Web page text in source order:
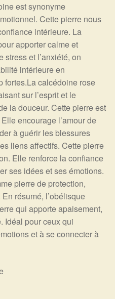
est synonyme
Cette pierre nous
intérieure. La
apporter calme et
et l’anxiété, on
intérieure en
fortes.La calcédoine rose
sur l’esprit et le
la douceur. Cette pierre est
encourage l’amour de
à guérir les blessures
liens affectifs. Cette pierre
Elle renforce la confiance
ses idées et ses émotions.
pierre de protection,
résumé, l’obélisque
qui apporte apaisement,
Idéal pour ceux qui
et à se connecter à